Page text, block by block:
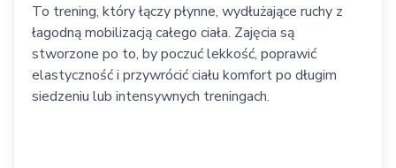
To trening, który łączy płynne, wydłużające ruchy z
łagodną mobilizacją całego ciała. Zajęcia są
stworzone po to, by poczuć lekkość, poprawić
elastyczność i przywrócić ciału komfort po długim
siedzeniu lub intensywnych treningach.